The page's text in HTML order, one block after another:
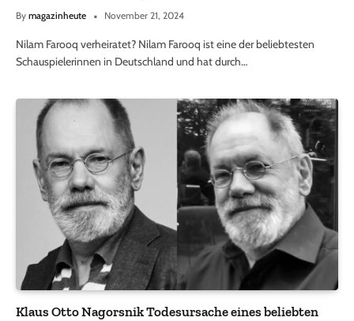
By magazinheute November 21, 2024
Nilam Farooq verheiratet? Nilam Farooq ist eine der beliebtesten
Schauspielerinnen in Deutschland und hat durch…
Klaus Otto Nagorsnik Todesursache eines beliebten